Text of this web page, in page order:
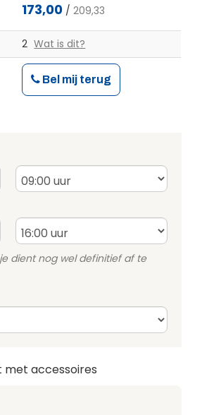
173,00 /209,33
2 Wat is dit?
Bel mij terug
dient nog wel definitief af te
met accessoires